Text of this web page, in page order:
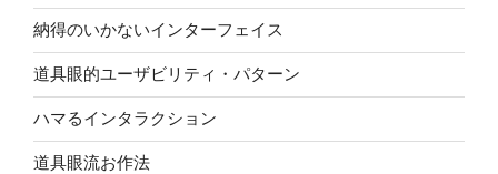
納得のいかないインターフェイス
道具眼的ユーザビリティ・パターン
ハマるインタラクション
道具眼流お作法